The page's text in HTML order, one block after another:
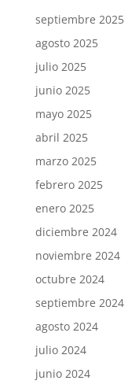
septiembre 2025
agosto 2025
julio 2025
junio 2025
mayo 2025
abril 2025
marzo 2025
febrero 2025
enero 2025
diciembre 2024
noviembre 2024
octubre 2024
septiembre 2024
agosto 2024
julio 2024
junio 2024